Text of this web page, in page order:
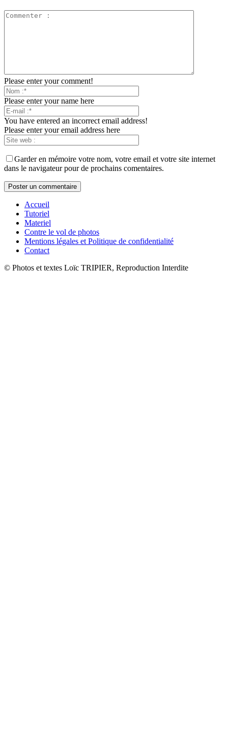
Please enter your comment!
Please enter your name here
You have entered an incorrect email address!
Please enter your email address here
Garder en mémoire votre nom, votre email et votre site internet
dans le navigateur pour de prochains comentaires.
Accueil
Tutoriel
Materiel
Contre le vol de photos
Mentions légales et Politique de confidentialité
Contact
© Photos et textes Loïc TRIPIER, Reproduction Interdite